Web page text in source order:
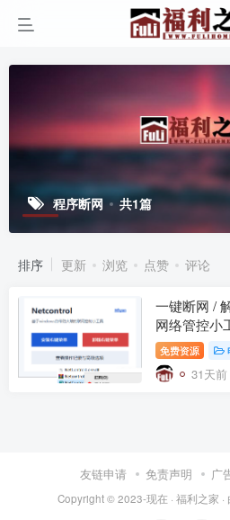
程序断网 共1篇
排序 更新 浏览 点赞 评论
一键断网 /
网络管控小
免费资源
31天前
友链申请 免责声明 广
Copyright © 2023-现在 · 福利之家 ·